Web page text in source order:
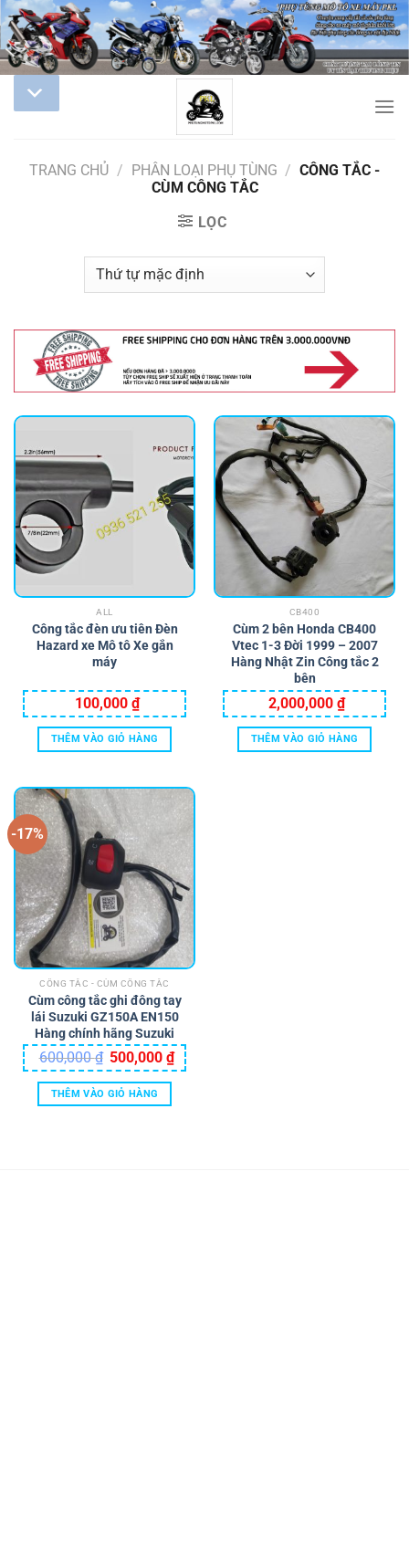
TRANG CHỦ / PHÂN LOẠI PHỤ TÙNG / CÔNG TẮC -
CÙM CÔNG TẮC
LỌC
ALL
Công tắc đèn ưu tiên Đèn
Hazard xe Mô tô Xe gắn
máy
100,000 ₫
THÊM VÀO GIỎ HÀNG
CB400
Cùm 2 bên Honda CB400
Vtec 1-3 Đời 1999 – 2007
Hàng Nhật Zin Công tắc 2
bên
2,000,000 ₫
THÊM VÀO GIỎ HÀNG
-17%
CÔNG TẮC - CÙM CÔNG TẮC
Cùm công tắc ghi đông tay
lái Suzuki GZ150A EN150
Hàng chính hãng Suzuki
600,000₫ Giá
gốc
là:
600,000 ₫.
500,000₫Giá
hiện
THÊM VÀO GIỎ HÀNG